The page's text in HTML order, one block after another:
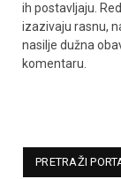
ih postavljaju.
izazivaju rasnu,
nasilje dužna
komentaru.
PRETRAŽI